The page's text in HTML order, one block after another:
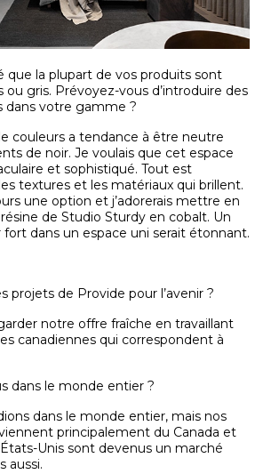
que la plupart de vos produits sont
ou gris. Prévoyez-vous d’introduire des
dans votre gamme ?
couleurs a tendance à être neutre
de noir. Je voulais que cet espace
et sophistiqué. Tout est
textures et les matériaux qui brillent.
une option et j’adorerais mettre en
de Studio Sturdy en cobalt. Un
dans un espace uni serait étonnant.
projets de Provide pour l’avenir ?
notre offre fraîche en travaillant
canadiennes qui correspondent à
dans le monde entier ?
dans le monde entier, mais nos
principalement du Canada et
Unis sont devenus un marché
aussi.